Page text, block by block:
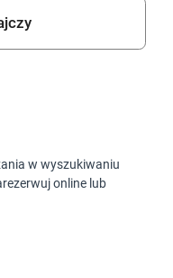
w wyszukiwaniu
online lub